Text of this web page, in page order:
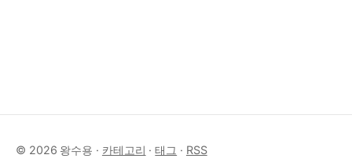
© 2026 왕수용 · 카테고리 ·태그 · RSS